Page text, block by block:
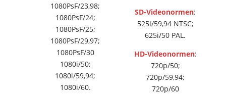
1080PsF/23,98;
1080PsF/24;
1080PsF/25;
1080PsF/29,97;
1080PsF/30
1080i/50;
1080i/59,94;
1080i/60.
SD-Videonormen:
525i/59,94 NTSC;
625i/50 PAL.
HD-Videonormen:
720p/50;
720p/59,94;
720p/60